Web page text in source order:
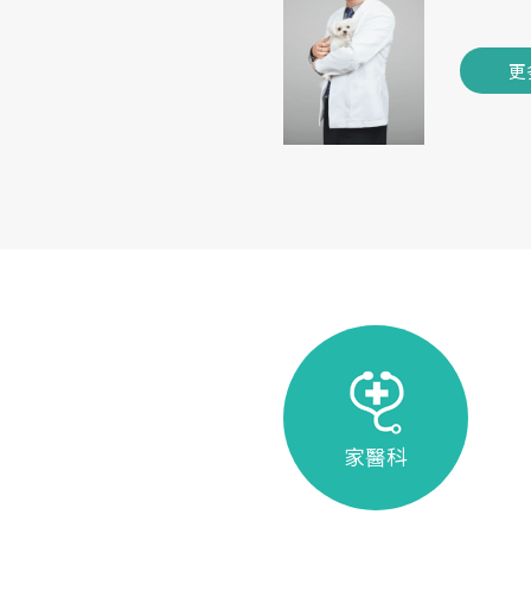
家醫科